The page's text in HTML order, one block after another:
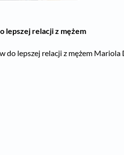
lepszej relacji z mężem
do lepszej relacji z mężem